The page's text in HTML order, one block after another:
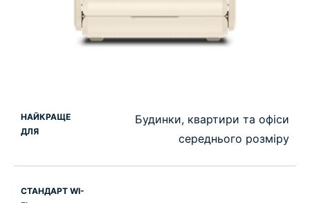
НАЙКРАЩЕ
ДЛЯ
Будинки, квартири та офіси
середнього розміру
СТАНДАРТ WI-